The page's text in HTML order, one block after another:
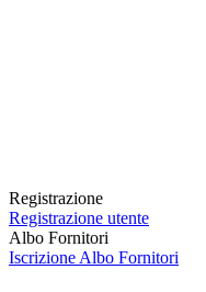
Registrazione
Registrazione utente
Albo Fornitori
Iscrizione Albo Fornitori